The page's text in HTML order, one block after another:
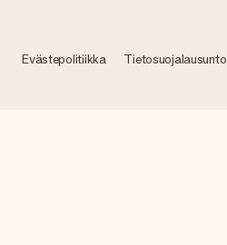
Evästepolitiikka Tietosuojalausunto